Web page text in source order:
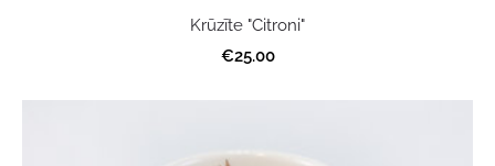
Krūzīte "Citroni"
€25.00